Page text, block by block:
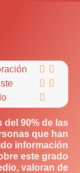
 
 

del 90% de las
que han
información
este grado
valoran de